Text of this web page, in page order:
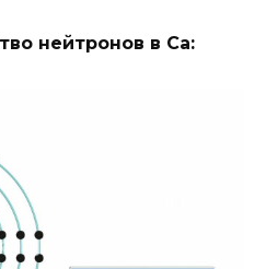
нейтронов в Ca: